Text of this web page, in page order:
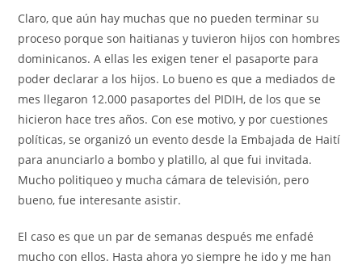
Claro, que aún hay muchas que no pueden terminar su
proceso porque son haitianas y tuvieron hijos con hombres
dominicanos. A ellas les exigen tener el pasaporte para
poder declarar a los hijos. Lo bueno es que a mediados de
mes llegaron 12.000 pasaportes del PIDIH, de los que se
hicieron hace tres años. Con ese motivo, y por cuestiones
políticas, se organizó un evento desde la Embajada de Haití
para anunciarlo a bombo y platillo, al que fui invitada.
Mucho politiqueo y mucha cámara de televisión, pero
bueno, fue interesante asistir.
El caso es que un par de semanas después me enfadé
mucho con ellos. Hasta ahora yo siempre he ido y me han